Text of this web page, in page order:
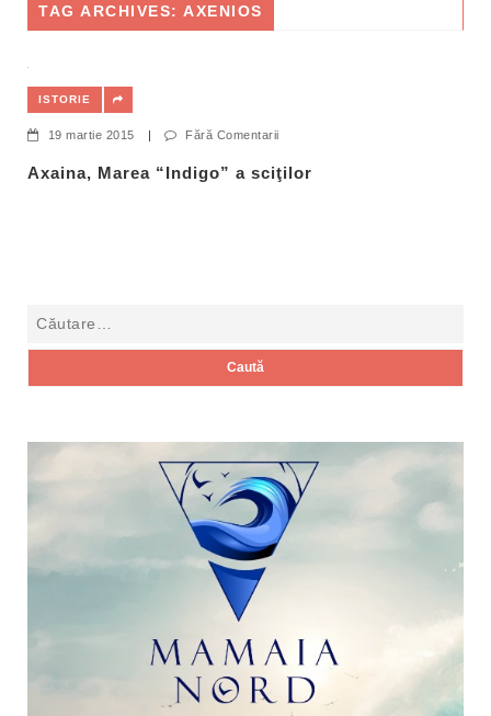
TAG ARCHIVES: AXENIOS
ISTORIE
19 martie 2015 | Fără Comentarii
Axaina, Marea “Indigo” a sciţilor